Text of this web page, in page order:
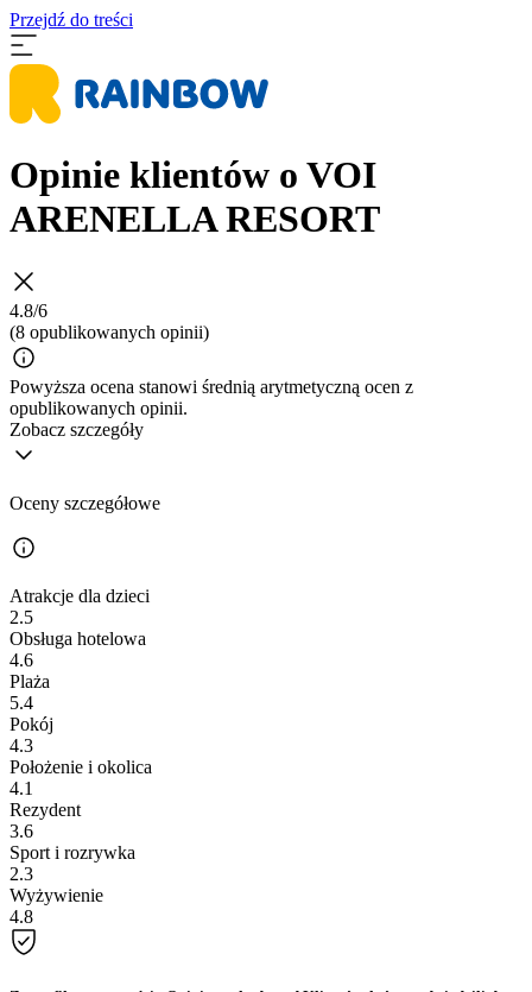
Przejdź do treści
Opinie klientów o VOI
ARENELLA RESORT
4.8/6
(8 opublikowanych opinii)
Powyższa ocena stanowi średnią arytmetyczną ocen z
opublikowanych opinii.
Zobacz szczegóły
Oceny szczegółowe
Atrakcje dla dzieci
2.5
Obsługa hotelowa
4.6
Plaża
5.4
Pokój
4.3
Położenie i okolica
4.1
Rezydent
3.6
Sport i rozrywka
2.3
Wyżywienie
4.8